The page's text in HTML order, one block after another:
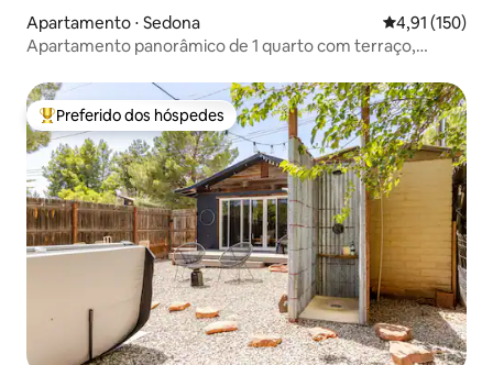
Apartamento ⋅ Sedona 4,91 de uma
4,91 (150)
Apartamento panorâmico de 1 quarto com terraço,
Entre os melhores preferidos dos hóspedes
Preferido dos hóspedes